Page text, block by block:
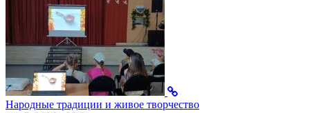
Народные традиции и живое творчество